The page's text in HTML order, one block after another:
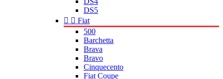
DS5
  Fiat
500
Barchetta
Brava
Bravo
Cinquecento
Fiat Coupe